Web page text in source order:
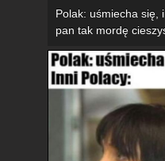
Polak: uśmiecha się,
pan tak mordę